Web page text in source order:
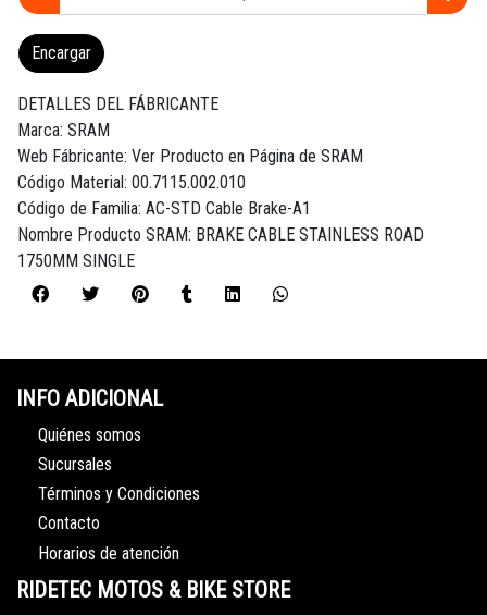
Encargar
DETALLES DEL FÁBRICANTE
Marca: SRAM
Web Fábricante: Ver Producto en Página de SRAM
Código Material: 00.7115.002.010
Código de Familia: AC-STD Cable Brake-A1
Nombre Producto SRAM: BRAKE CABLE STAINLESS ROAD
1750MM SINGLE
INFO ADICIONAL
Quiénes somos
Sucursales
Términos y Condiciones
Contacto
Horarios de atención
RIDETEC MOTOS & BIKE STORE